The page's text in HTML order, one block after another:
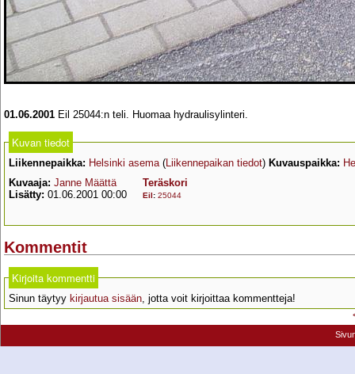
01.06.2001 Eil 25044:n teli. Huomaa hydraulisylinteri.
Kuvan tiedot
Liikennepaikka: Helsinki asema(Liikennepaikan tiedot) Kuvauspaikka:
Kuvaaja: Janne Määttä
Lisätty: 01.06.2001 00:00
Teräskori
Eil: 25044
Kommentit
Kirjoita kommentti
Sinun täytyy kirjautua sisään, jotta voit kirjoittaa kommentteja!